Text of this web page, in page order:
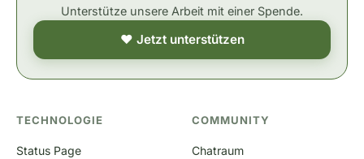
Unterstütze unsere Arbeit mit einer Spende.
❤ Jetzt unterstützen
TECHNOLOGIE
Status Page
COMMUNITY
Chatraum